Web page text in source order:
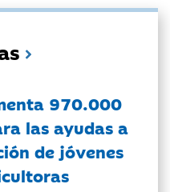
970.000
las ayudas a
de jóvenes